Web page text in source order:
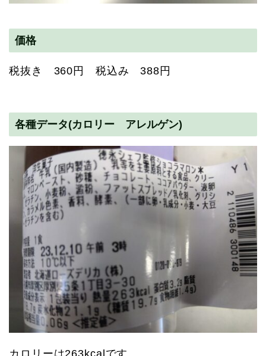
価格
税抜き 360円 税込み 388円
各種データ(カロリー アレルゲン)
カロリーは263kcalです。